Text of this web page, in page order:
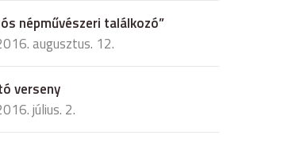
népművészeri találkozó”
augusztus. 12.
verseny
július. 2.